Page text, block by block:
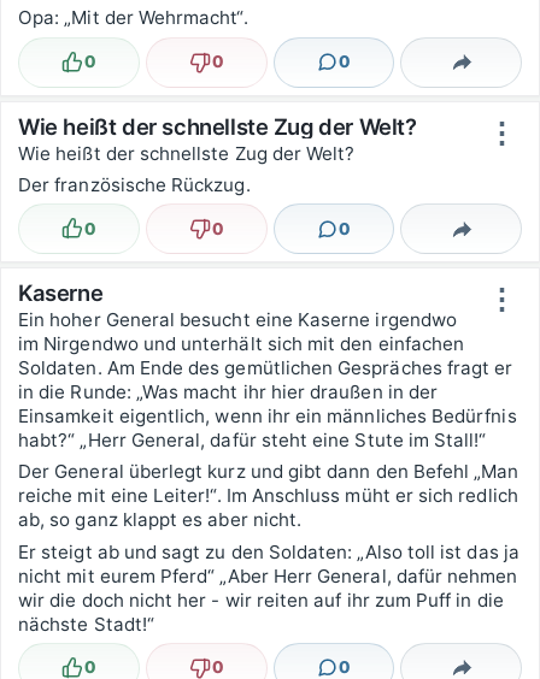
Opa: „Mit der Wehrmacht“.
Lustig
0 Nicht lustig
0 0
Kommentare Teilen
⋮
Wie heißt der schnellste Zug der Welt?
Wie heißt der schnellste Zug der Welt?
Der französische Rückzug.
Lustig
0 Nicht lustig
0 0
Kommentare Teilen
⋮
Kaserne
Ein hoher General besucht eine Kaserne irgendwo
im Nirgendwo und unterhält sich mit den einfachen
Soldaten. Am Ende des gemütlichen Gespräches fragt er
in die Runde: „Was macht ihr hier draußen in der
Einsamkeit eigentlich, wenn ihr ein männliches Bedürfnis
habt?“ „Herr General, dafür steht eine Stute im Stall!“
Der General überlegt kurz und gibt dann den Befehl „Man
reiche mit eine Leiter!“. Im Anschluss müht er sich redlich
ab, so ganz klappt es aber nicht.
Er steigt ab und sagt zu den Soldaten: „Also toll ist das ja
nicht mit eurem Pferd“ „Aber Herr General, dafür nehmen
wir die doch nicht her - wir reiten auf ihr zum Puff in die
nächste Stadt!“
Lustig
0 Nicht lustig
0 0
Kommentare Teilen